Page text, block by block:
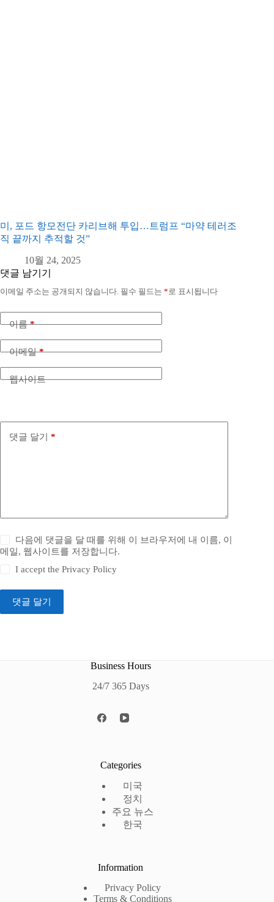
미, 포드 항모전단 카리브해 투입…트럼프 “마약 테러조
직 끝까지 추적할 것”
10월 24, 2025
댓글 남기기
이메일 주소는 공개되지 않습니다. 필수 필드는 *로 표시됩니다
이름*
이메일*
웹사이트
댓글 달기 *
다음에 댓글을 달 때를 위해 이 브라우저에 내 이름, 이
메일, 웹사이트를 저장합니다.
I accept thePrivacy Policy
댓글 달기
Business Hours
24/7 365 Days
Categories
미국
정치
주요 뉴스
한국
Information
Privacy Policy
Terms & Conditions